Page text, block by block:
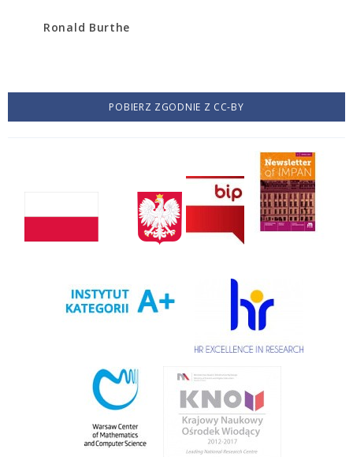
Ronald Burthe
POBIERZ ZGODNIE Z CC-BY